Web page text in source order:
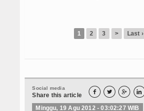
1 2 3 > Last ›
Social media
Share this article    
Minggu, 19 Agu 2012 - 03:02:27 WIB